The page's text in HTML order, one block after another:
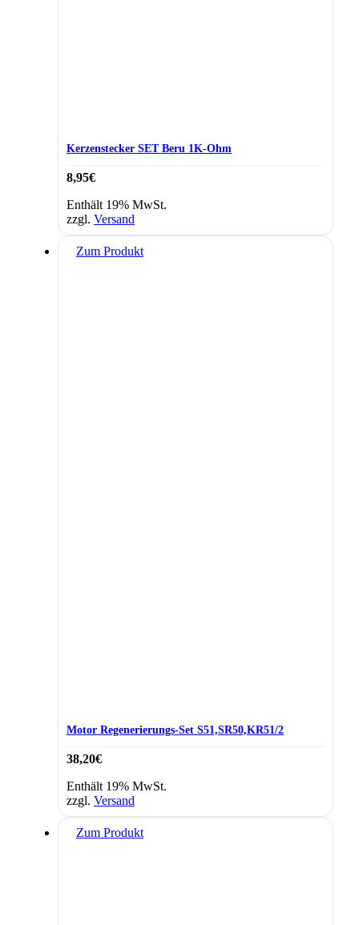
Kerzenstecker SET Beru 1K-Ohm
8,95€
Enthält 19% MwSt.
zzgl. Versand
Zum Produkt
Motor Regenerierungs-Set S51,SR50,KR51/2
38,20€
Enthält 19% MwSt.
zzgl. Versand
Zum Produkt